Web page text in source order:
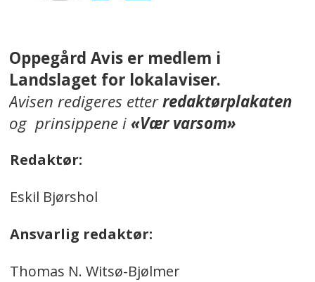
Oppegård Avis er medlem i
Landslaget for lokalaviser.
Avisen redigeres etterredaktørplakaten
og prinsippene i«Vær varsom»
Redaktør:
Eskil Bjørshol
Ansvarlig redaktør:
Thomas N. Witsø-Bjølmer